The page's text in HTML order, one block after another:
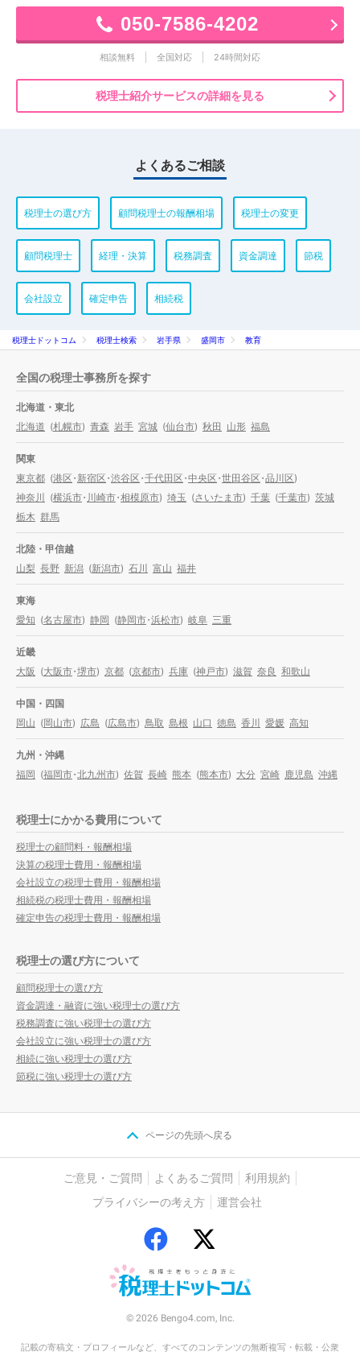
050-7586-4202
相談無料 全国対応 24時間対応
税理士紹介サービスの詳細を見る
よくあるご相談
税理士の選び方 顧問税理士の報酬相場 税理士の変更
顧問税理士 経理・決算 税務調査 資金調達 節税
会社設立 確定申告 相続税
税理士ドットコム 税理士検索 岩手県 盛岡市 教育
全国の税理士事務所を探す
北海道・東北
北海道 (札幌市) 青森 岩手 宮城 (仙台市) 秋田 山形 福島
関東
東京都 (港区・新宿区・渋谷区・千代田区・中央区・世田谷区・品川区)
神奈川
(横浜市・川崎市・相模原市) 埼玉 (さいたま市) 千葉 (千葉市) 茨城
栃木 群馬
北陸・甲信越
山梨 長野 新潟 (新潟市) 石川 富山 福井
東海
愛知 (名古屋市) 静岡 (静岡市・浜松市) 岐阜 三重
近畿
大阪 (大阪市・堺市) 京都 (京都市) 兵庫 (神戸市) 滋賀 奈良 和歌山
中国・四国
岡山 (岡山市) 広島 (広島市) 鳥取 島根 山口 徳島 香川 愛媛 高知
九州・沖縄
福岡 (福岡市・北九州市) 佐賀 長崎 熊本 (熊本市) 大分 宮崎 鹿児島 沖縄
税理士にかかる費用について
税理士の顧問料・報酬相場
決算の税理士費用・報酬相場
会社設立の税理士費用・報酬相場
相続税の税理士費用・報酬相場
確定申告の税理士費用・報酬相場
税理士の選び方について
顧問税理士の選び方
資金調達・融資に強い税理士の選び方
税務調査に強い税理士の選び方
会社設立に強い税理士の選び方
相続に強い税理士の選び方
節税に強い税理士の選び方
ページの先頭へ戻る
ご意見・ご質問 よくあるご質問
利用規約
プライバシーの考え方
運営会社
© 2026 Bengo4.com, Inc.
記載の寄稿文・プロフィールなど、すべてのコンテンツの無断複写・転載・公衆